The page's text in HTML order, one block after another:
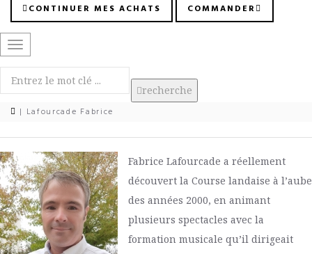
CONTINUER MES ACHATS COMMANDER
Basculer
la
navigation
recherche
| Lafourcade Fabrice
Fabrice Lafourcade a réellement
découvert la Course landaise à l’aube
des années 2000, en animant
plusieurs spectacles avec la
formation musicale qu’il dirigeait